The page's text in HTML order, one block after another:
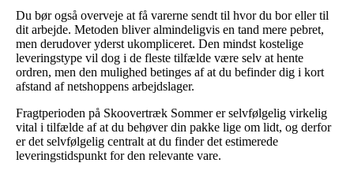
Du bør også overveje at få varerne sendt til hvor du bor eller til
dit arbejde. Metoden bliver almindeligvis en tand mere pebret,
men derudover yderst ukompliceret. Den mindst kostelige
leveringstype vil dog i de fleste tilfælde være selv at hente
ordren, men den mulighed betinges af at du befinder dig i kort
afstand af netshoppens arbejdslager.
Fragtperioden på Skoovertræk Sommer er selvfølgelig virkelig
vital i tilfælde af at du behøver din pakke lige om lidt, og derfor
er det selvfølgelig centralt at du finder det estimerede
leveringstidspunkt for den relevante vare.